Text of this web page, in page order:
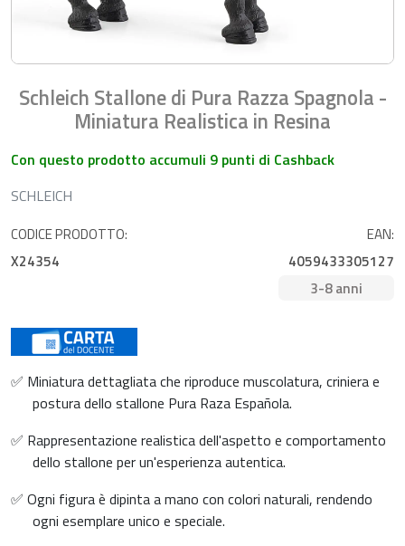
Schleich Stallone di Pura Razza Spagnola -
Miniatura Realistica in Resina
Con questo prodotto accumuli 9 punti di Cashback
SCHLEICH
CODICE PRODOTTO:
X24354
EAN:
4059433305127
3-8 anni
✅ Miniatura dettagliata che riproduce muscolatura, criniera e
postura dello stallone Pura Raza Española.
✅ Rappresentazione realistica dell'aspetto e comportamento
dello stallone per un'esperienza autentica.
✅ Ogni figura è dipinta a mano con colori naturali, rendendo
ogni esemplare unico e speciale.